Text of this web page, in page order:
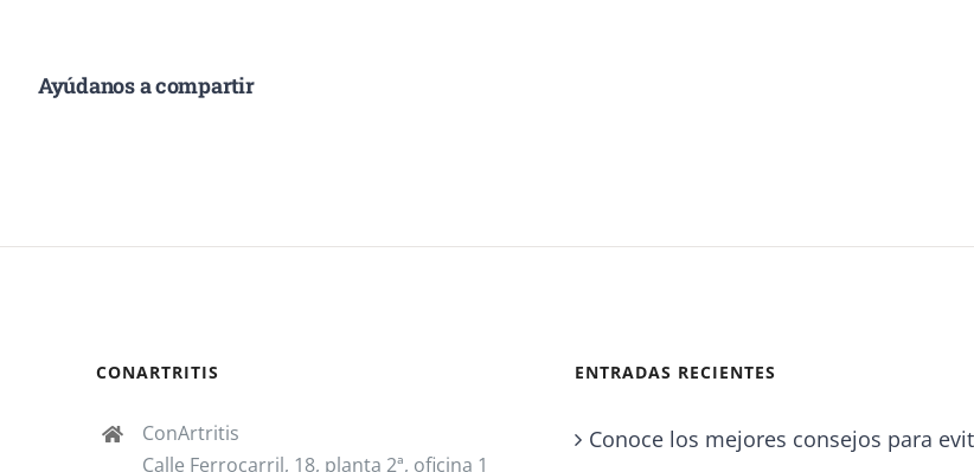
Ayúdanos a compartir
CONARTRITIS
ConArtritis
Calle Ferrocarril, 18, planta 2ª, oficina 1
ENTRADAS RECIENTES
Conoce los mejores consejos para